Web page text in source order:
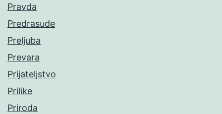
Pravda
Predrasude
Preljuba
Prevara
Prijateljstvo
Prilike
Priroda